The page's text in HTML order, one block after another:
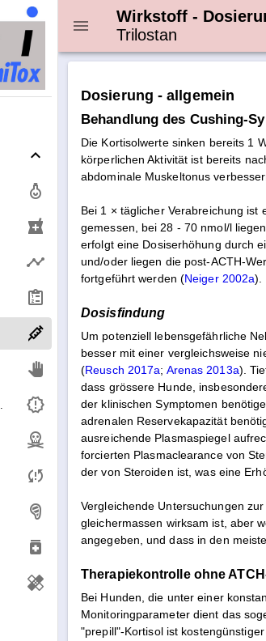
local_pharmacy
medication
healing
Wirkstoff -
Trilostan
Dosierung - allgemein
Behandlung des Cushing-
Die Kortisolwerte sinken bereits 1
körperlichen Aktivität ist bereits
abdominale Muskeltonus
Bei 1 × täglicher Verabreichung ist
gemessen, bei 28 - 70 nmol/l
erfolgt eine Dosiserhöhung durch
und/oder liegen die post-ACTH-
fortgeführt werden (Neiger 2002a).
Dosisfindung
Um potenziell lebensgefährliche
besser mit einer vergleichsweise
(Reusch 2017a; Arenas 2013a).
dass grössere Hunde,
der klinischen Symptomen
adrenalen Reservekapazität
ausreichende Plasmaspiegel
forcierten Plasmaclearance von
der von Steroiden ist, was eine
Vergleichende Untersuchungen
gleichermassen wirksam ist, aber
angegeben, und dass in den
Therapiekontrolle ohne
Bei Hunden, die unter einer
Monitoringparameter dient das
"prepill"-Kortisol ist